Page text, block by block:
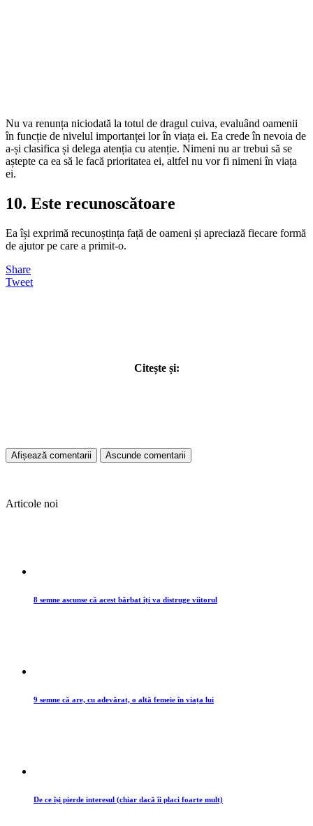
Nu va renunța niciodată la totul de dragul cuiva, evaluând oamenii
în funcție de nivelul importanței lor în viața ei. Ea crede în nevoia de
a-și clasifica și delega atenția cu atenție. Nimeni nu ar trebui să se
aștepte ca ea să le facă prioritatea ei, altfel nu vor fi nimeni în viața
ei.
10. Este recunoscătoare
Ea își exprimă recunoștința față de oameni și apreciază fiecare formă
de ajutor pe care a primit-o.
Share
Tweet
Citește și:
Afișează comentarii Ascunde comentarii
Articole noi
8 semne ascunse că acest bărbat îți va distruge viitorul
9 semne că are, cu adevărat, o altă femeie în viața lui
De ce își pierde interesul (chiar dacă îi placi foarte mult)